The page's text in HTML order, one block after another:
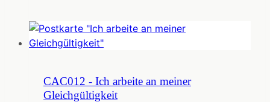
CAC012 - Ich arbeite an meiner
Gleichgültigkeit